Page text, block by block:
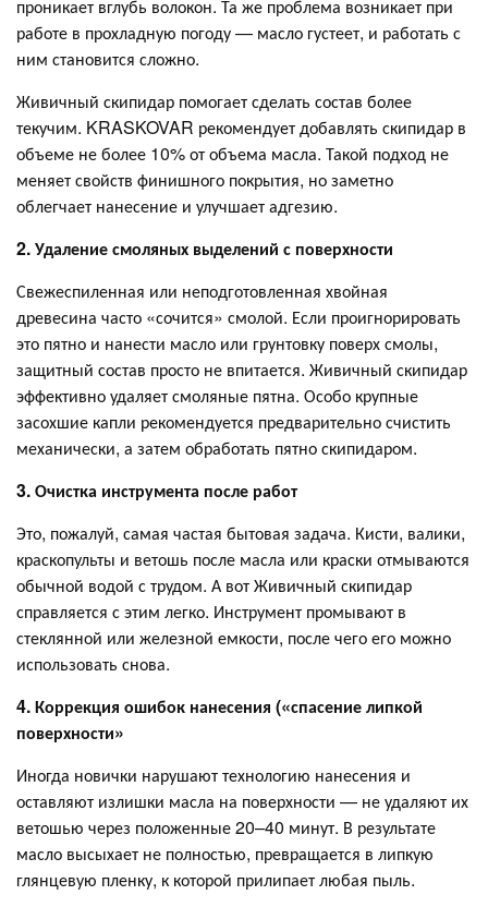
проникает вглубь волокон. Та же проблема возникает при
работе в прохладную погоду — масло густеет, и работать с
ним становится сложно.
Живичный скипидар помогает сделать состав более
текучим. KRASKOVAR рекомендует добавлять скипидар в
объеме не более 10% от объема масла. Такой подход не
меняет свойств финишного покрытия, но заметно
облегчает нанесение и улучшает адгезию.
2. Удаление смоляных выделений с поверхности
Свежеспиленная или неподготовленная хвойная
древесина часто «сочится» смолой. Если проигнорировать
это пятно и нанести масло или грунтовку поверх смолы,
защитный состав просто не впитается. Живичный скипидар
эффективно удаляет смоляные пятна. Особо крупные
засохшие капли рекомендуется предварительно счистить
механически, а затем обработать пятно скипидаром.
3. Очистка инструмента после работ
Это, пожалуй, самая частая бытовая задача. Кисти, валики,
краскопульты и ветошь после масла или краски отмываются
обычной водой с трудом. А вот Живичный скипидар
справляется с этим легко. Инструмент промывают в
стеклянной или железной емкости, после чего его можно
использовать снова.
4. Коррекция ошибок нанесения («спасение липкой
поверхности»
Иногда новички нарушают технологию нанесения и
оставляют излишки масла на поверхности — не удаляют их
ветошью через положенные 20–40 минут. В результате
масло высыхает не полностью, превращается в липкую
глянцевую пленку, к которой прилипает любая пыль.